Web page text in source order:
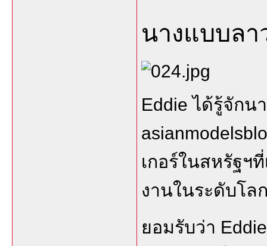
นางแบบล
Eddie ได้รู้จักน
เกอร์ในสหรัฐฯ
งานในระดับโล
ยอมรับว่า